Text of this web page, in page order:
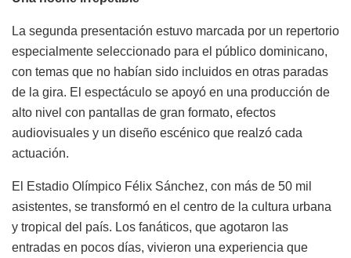
La segunda presentación estuvo marcada por un repertorio
especialmente seleccionado para el público dominicano,
con temas que no habían sido incluidos en otras paradas
de la gira. El espectáculo se apoyó en una producción de
alto nivel con pantallas de gran formato, efectos
audiovisuales y un diseño escénico que realzó cada
actuación.
El Estadio Olímpico Félix Sánchez, con más de 50 mil
asistentes, se transformó en el centro de la cultura urbana
y tropical del país. Los fanáticos, que agotaron las
entradas en pocos días, vivieron una experiencia que